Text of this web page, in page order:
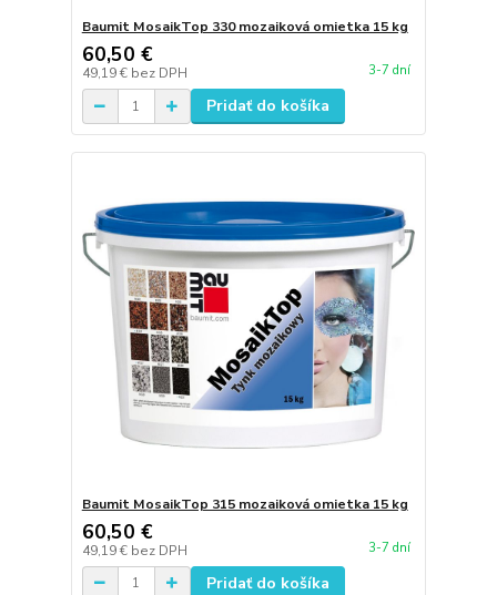
Baumit MosaikTop 330 mozaiková omietka 15 kg
60,50 €
49,19 € bez DPH 3-7 dní
Pridať do košíka
Baumit MosaikTop 315 mozaiková omietka 15 kg
60,50 €
49,19 € bez DPH 3-7 dní
Pridať do košíka